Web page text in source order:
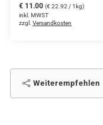
€ 11.00 (€ 22.92 / 1kg)
inkl. MWST
zzgl. Versandkosten
Weiterempfehlen